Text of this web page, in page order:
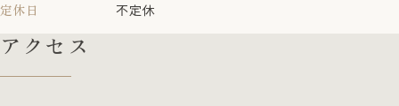
定休日 不定休
アクセス